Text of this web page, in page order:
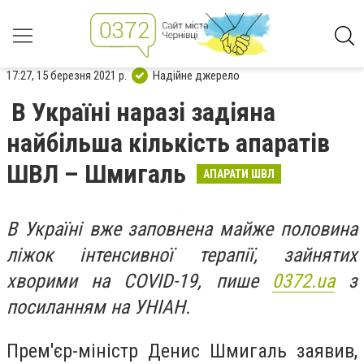
17:27, 15 березня 2021 р. Надійне джерело
В Україні наразі задіяна
найбільша кількість апаратів
ШВЛ – Шмигаль
АПАРАТИ ШВЛ
В Україні вже заповнена майже половина
ліжок інтенсивної терапії, зайнятих
хворими на COVID-19, пише 0372.uaз
посиланням на УНІАН.
Прем'єр-міністр Денис Шмигаль заявив,